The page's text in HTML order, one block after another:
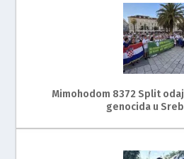
Mimohodom 8372 Split
genocida u